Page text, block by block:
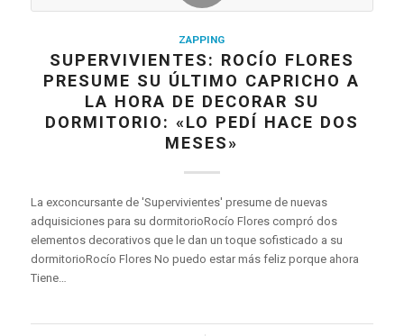
ZAPPING
SUPERVIVIENTES: ROCÍO FLORES
PRESUME SU ÚLTIMO CAPRICHO A
LA HORA DE DECORAR SU
DORMITORIO: «LO PEDÍ HACE DOS
MESES»
La exconcursante de 'Supervivientes' presume de nuevas
adquisiciones para su dormitorioRocío Flores compró dos
elementos decorativos que le dan un toque sofisticado a su
dormitorioRocío Flores No puedo estar más feliz porque ahora
Tiene…